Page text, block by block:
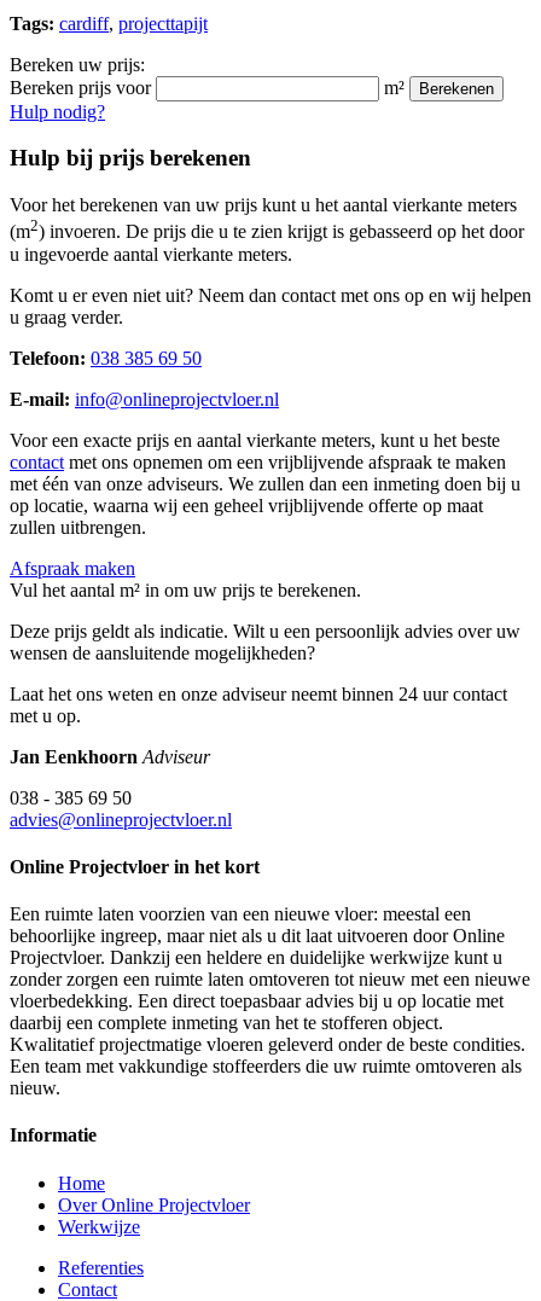
Tags: cardiff, projecttapijt
Bereken uw prijs:
Bereken prijs voor
m² Berekenen
Hulp nodig?
Hulp bij prijs berekenen
Voor het berekenen van uw prijs kunt u het aantal vierkante meters
(m2) invoeren. De prijs die u te zien krijgt is gebasseerd op het door
u ingevoerde aantal vierkante meters.
Komt u er even niet uit? Neem dan contact met ons op en wij helpen
u graag verder.
Telefoon: 038 385 69 50
E-mail: info@onlineprojectvloer.nl
Voor een exacte prijs en aantal vierkante meters, kunt u het beste
contact met ons opnemen om een vrijblijvende afspraak te maken
met één van onze adviseurs. We zullen dan een inmeting doen bij u
op locatie, waarna wij een geheel vrijblijvende offerte op maat
zullen uitbrengen.
Afspraak maken
Vul het aantal m² in om uw prijs te berekenen.
Deze prijs geldt als indicatie. Wilt u een persoonlijk advies over uw
wensen de aansluitende mogelijkheden?
Laat het ons weten en onze adviseur neemt binnen 24 uur contact
met u op.
Jan Eenkhoorn Adviseur
038 - 385 69 50
advies@onlineprojectvloer.nl
Online Projectvloer in het kort
Een ruimte laten voorzien van een nieuwe vloer: meestal een
behoorlijke ingreep, maar niet als u dit laat uitvoeren door Online
Projectvloer. Dankzij een heldere en duidelijke werkwijze kunt u
zonder zorgen een ruimte laten omtoveren tot nieuw met een nieuwe
vloerbedekking. Een direct toepasbaar advies bij u op locatie met
daarbij een complete inmeting van het te stofferen object.
Kwalitatief projectmatige vloeren geleverd onder de beste condities.
Een team met vakkundige stoffeerders die uw ruimte omtoveren als
nieuw.
Informatie
Home
Over Online Projectvloer
Werkwijze
Referenties
Contact